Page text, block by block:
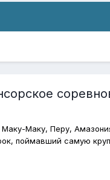
Маку, Перу,
поймавший самую